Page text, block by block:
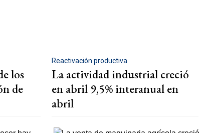
los
de
Reactivación productiva
La actividad industrial creció
en abril 9,5% interanual en
abril